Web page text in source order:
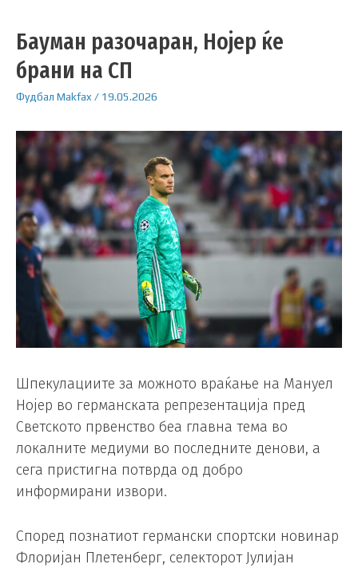
Бауман разочаран, Нојер ќе
брани на СП
Фудбал Makfax / 19.05.2026
Шпекулациите за можното враќање на Мануел
Нојер во германската репрезентација пред
Светското првенство беа главна тема во
локалните медиуми во последните денови, а
сега пристигна потврда од добро
информирани извори.
Според познатиот германски спортски новинар
Флоријан Плетенберг, селекторот Јулијан